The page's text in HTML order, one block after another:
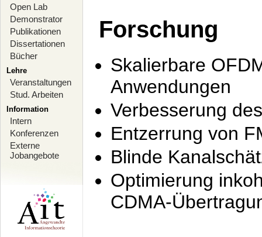
Open Lab
Demonstrator
Publikationen
Dissertationen
Bücher
Lehre
Veranstaltungen
Stud. Arbeiten
Information
Intern
Konferenzen
Externe
Jobangebote
Forschung
Skalierbare
Anwendungen
Verbesserung
Entzerrung von
Blinde
Optimierung
CDMA-